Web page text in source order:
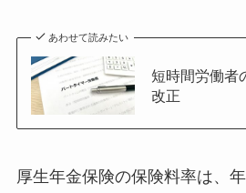
あわせて読みたい
短時間労働者
改正
厚生年金保険の保険料率は、